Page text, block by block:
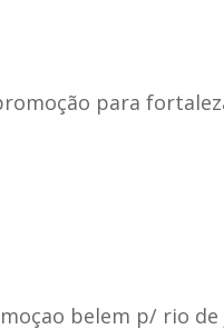
para
belem p/ rio de